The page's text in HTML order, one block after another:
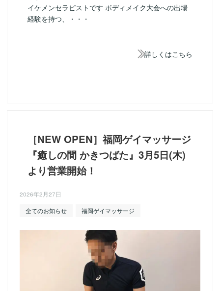
イケメンセラピストです ボディメイク大会への出場
経験を持つ、・・・
詳しくはこちら
［NEW OPEN］福岡ゲイマッサージ
『癒しの間 かきつばた』3月5日(木)
より営業開始！
2026年2月27日
全てのお知らせ
福岡ゲイマッサージ